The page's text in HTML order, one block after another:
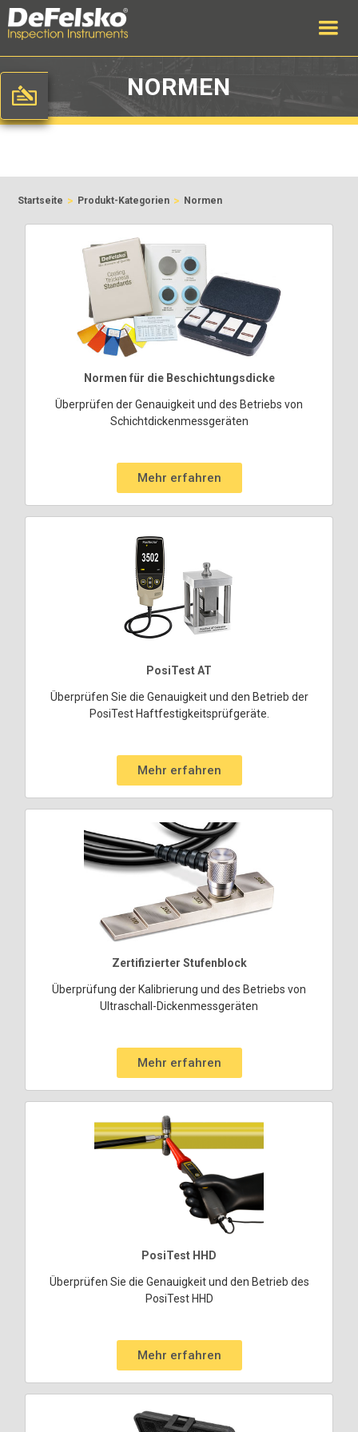
NORMEN
Startseite > Produkt-Kategorien > Normen
Normen für die Beschichtungsdicke
Überprüfen der Genauigkeit und des Betriebs von
Schichtdickenmessgeräten
Mehr erfahren
PosiTest AT
Überprüfen Sie die Genauigkeit und den Betrieb der
PosiTest Haftfestigkeitsprüfgeräte.
Mehr erfahren
Zertifizierter Stufenblock
Überprüfung der Kalibrierung und des Betriebs von
Ultraschall-Dickenmessgeräten
Mehr erfahren
PosiTest HHD
Überprüfen Sie die Genauigkeit und den Betrieb des
PosiTest HHD
Mehr erfahren